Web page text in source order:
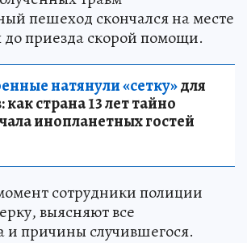
пешеход скончался на месте
приезда скорой помощи.
натянули «сетку»для
страна 13 лет тайно
инопланетных гостей
сотрудники полиции
выясняют все
и причины случившегося.